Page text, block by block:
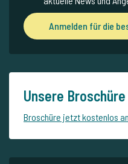
Anmelden für die
Unsere Broschüre
Broschüre jetzt kostenlos